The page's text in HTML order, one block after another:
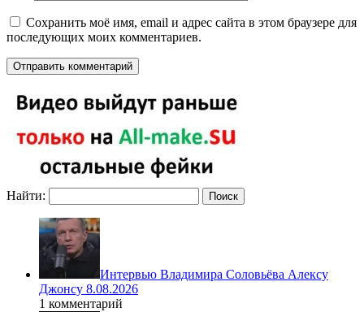
Сохранить моё имя, email и адрес сайта в этом браузере для
последующих моих комментариев.
Найти:
Интервью Владимира Соловьёва Алексу
Джонсу 8.08.2026
1 комментарий